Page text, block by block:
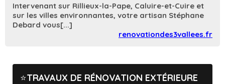
Intervenant sur Rillieux-la-Pape, Caluire-et-Cuire et
sur les villes environnantes, votre artisan Stéphane
Debard vous[...]
renovationdes3vallees.fr
TRAVAUX DE RÉNOVATION EXTÉRIEURE